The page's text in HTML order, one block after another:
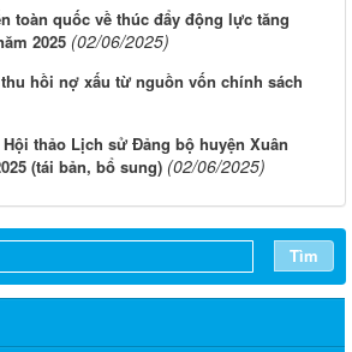
toàn quốc về thúc đẩy động lực tăng
2025 (02/06/2025)
hồi nợ xấu từ nguồn vốn chính sách
thảo Lịch sử Đảng bộ huyện Xuân
(tái bản, bổ sung) (02/06/2025)
Tìm